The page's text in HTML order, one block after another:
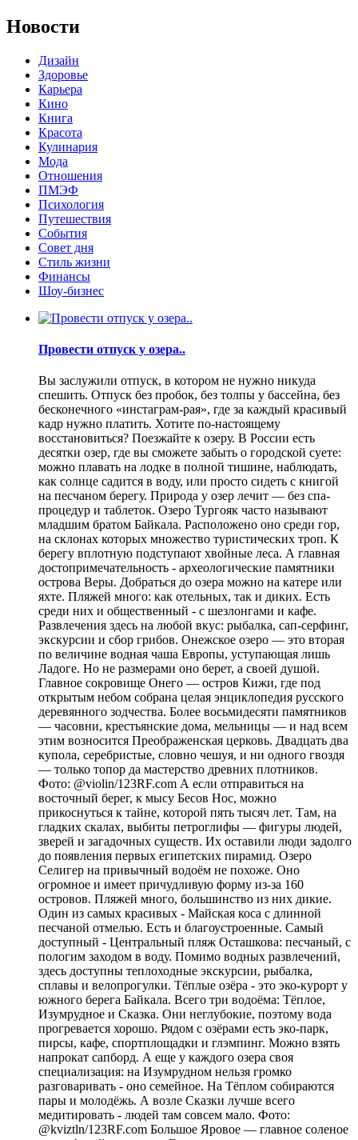
Новости
Дизайн
Здоровье
Карьера
Кино
Книга
Красота
Кулинария
Мода
Отношения
ПМЭФ
Психология
Путешествия
События
Совет дня
Стиль жизни
Финансы
Шоу-бизнес
Провести отпуск у озера..
Вы заслужили отпуск, в котором не нужно никуда
спешить. Отпуск без пробок, без толпы у бассейна, без
бесконечного «инстаграм-рая», где за каждый красивый
кадр нужно платить. Хотите по-настоящему
восстановиться? Поезжайте к озеру. В России есть
десятки озер, где вы сможете забыть о городской суете:
можно плавать на лодке в полной тишине, наблюдать,
как солнце садится в воду, или просто сидеть с книгой
на песчаном берегу. Природа у озер лечит — без спа-
процедур и таблеток. Озеро Тургояк часто называют
младшим братом Байкала. Расположено оно среди гор,
на склонах которых множество туристических троп. К
берегу вплотную подступают хвойные леса. А главная
достопримечательность - археологические памятники
острова Веры. Добраться до озера можно на катере или
яхте. Пляжей много: как отельных, так и диких. Есть
среди них и общественный - с шезлонгами и кафе.
Развлечения здесь на любой вкус: рыбалка, сап-серфинг,
экскурсии и сбор грибов. Онежское озеро — это вторая
по величине водная чаша Европы, уступающая лишь
Ладоге. Но не размерами оно берет, а своей душой.
Главное сокровище Онего — остров Кижи, где под
открытым небом собрана целая энциклопедия русского
деревянного зодчества. Более восьмидесяти памятников
— часовни, крестьянские дома, мельницы — и над всем
этим возносится Преображенская церковь. Двадцать два
купола, серебристые, словно чешуя, и ни одного гвоздя
— только топор да мастерство древних плотников.
Фото: @violin/123RF.com А если отправиться на
восточный берег, к мысу Бесов Нос, можно
прикоснуться к тайне, которой пять тысяч лет. Там, на
гладких скалах, выбиты петроглифы — фигуры людей,
зверей и загадочных существ. Их оставили люди задолго
до появления первых египетских пирамид. Озеро
Селигер на привычный водоём не похоже. Оно
огромное и имеет причудливую форму из-за 160
островов. Пляжей много, большинство из них дикие.
Один из самых красивых - Майская коса с длинной
песчаной отмелью. Есть и благоустроенные. Самый
доступный - Центральный пляж Осташкова: песчаный, с
пологим заходом в воду. Помимо водных развлечений,
здесь доступны теплоходные экскурсии, рыбалка,
сплавы и велопрогулки. Тёплые озёра - это эко-курорт у
южного берега Байкала. Всего три водоёма: Тёплое,
Изумрудное и Сказка. Они неглубокие, поэтому вода
прогревается хорошо. Рядом с озёрами есть эко-парк,
пирсы, кафе, спортплощадки и глэмпинг. Можно взять
напрокат сапборд. А еще у каждого озера своя
специализация: на Изумрудном нельзя громко
разговаривать - оно семейное. На Тёплом собираются
пары и молодёжь. А возле Сказки лучше всего
медитировать - людей там совсем мало. Фото:
@kviztln/123RF.com Большое Яровое — главное соленое